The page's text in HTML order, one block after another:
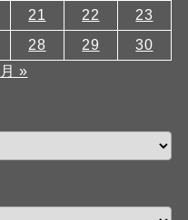
21 22
23
28 29
30
»